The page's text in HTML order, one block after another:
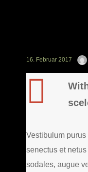
16. Februar 2017
Vestibulum
senectus et
sodales, augue